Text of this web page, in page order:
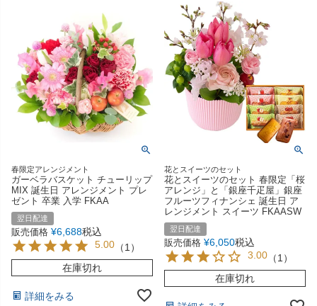
春限定アレンジメント
ガーベラバスケット チューリップ
MIX 誕生日 アレンジメント プレ
ゼント 卒業 入学 FKAA
翌日配達
販売価格 ¥6,688税込
5.00 （1 ）
在庫切れ
詳細をみる
花とスイーツのセット
花とスイーツのセット 春限定「桜
アレンジ」と「銀座千疋屋」銀座
フルーツフィナンシェ 誕生日 ア
レンジメント スイーツ FKAASW
翌日配達
販売価格 ¥6,050税込
3.00 （1 ）
在庫切れ